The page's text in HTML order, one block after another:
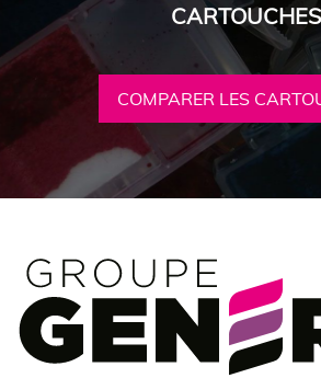
CARTOUCHES
COMPARER LES